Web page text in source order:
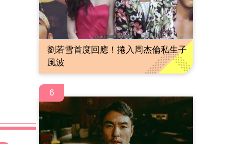
劉若雪首度回應！捲入周杰倫私生子
風波
6